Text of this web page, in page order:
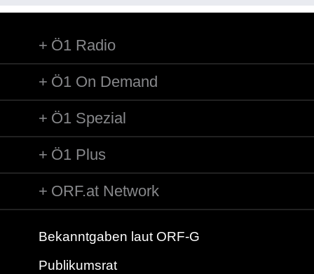
Ö1 Radio
Ö1 On Demand
Ö1 Spezial
Ö1 Plus
ORF.at Network
Bekanntgaben laut ORF-G
Publikumsrat